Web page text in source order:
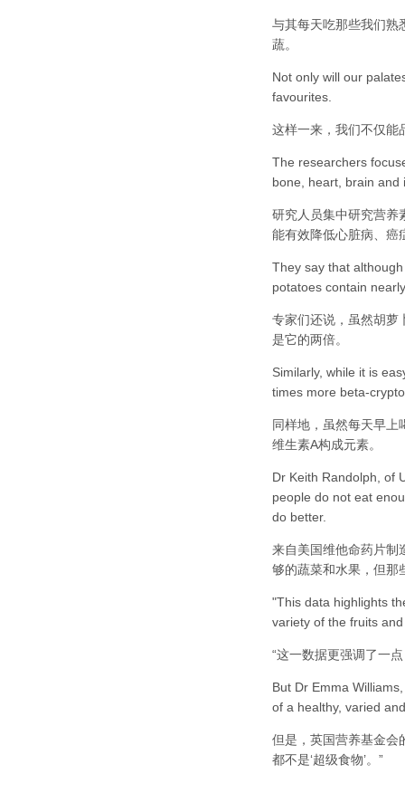
与其每天吃那些我们熟
蔬。
Not only will our
favourites.
这样一来，我们不仅能
The researchers
bone, heart, brain and
研究人员集中研究营
能有效降低心脏病、癌
They say that
potatoes contain
专家们还说，虽然胡
是它的两倍。
Similarly, while it is
times more beta-
同样地，虽然每天早
维生素A构成元素。
Dr Keith Randolph, of
people do not eat
do better.
来自美国维他命药片制
够的蔬菜和水果，但那
"This data highlights
variety of the fruits
“这一数据更强调了一
But Dr Emma
of a healthy, varied
但是，英国营养基金会
都不是‘超级食物’。”